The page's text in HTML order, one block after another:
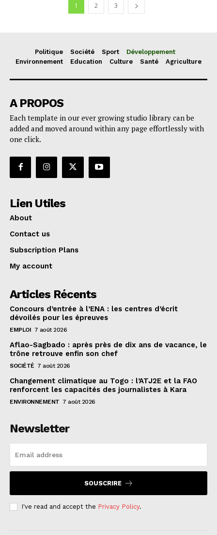
1 2 3
Politique Société Sport
Développement
Environnement
Education Culture Santé Agriculture
A PROPOS
Each template in our ever growing studio library can be
added and moved around within any page effortlessly with
one click.
Lien Utiles
About
Contact us
Subscription Plans
My account
Articles Récents
Concours d’entrée à l’ENA : les centres d’écrit
dévoilés pour les épreuves
EMPLOI 7 août 2026
Aflao-Sagbado : après près de dix ans de vacance, le
trône retrouve enfin son chef
SOCIÉTÉ 7 août 2026
Changement climatique au Togo : l’ATJ2E et la FAO
renforcent les capacités des journalistes à Kara
ENVIRONNEMENT 7 août 2026
Newsletter
SOUSCRIRE
I've read and accept the Privacy Policy.